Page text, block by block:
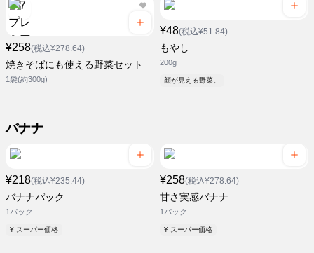
¥258(税込¥278.64)
焼きそばにも使える野菜セット
1袋(約300g)
¥48(税込¥51.84)
もやし
200g
顔が見える野菜。
バナナ
¥218(税込¥235.44)
バナナパック
1パック
¥ スーパー価格
¥258(税込¥278.64)
甘さ実感バナナ
1パック
¥ スーパー価格